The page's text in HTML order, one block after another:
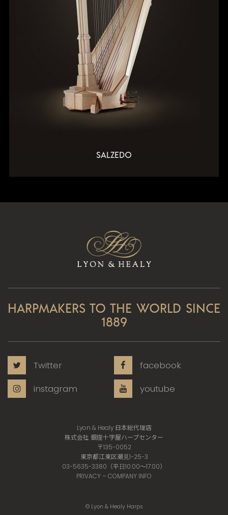
SALZEDO
HARPMAKERS TO THE WORLD SINCE
1889
Twitter
facebook
instagram
youtube
Lyon & Healy 日本総代理店
株式会社 銀座十字屋ハープセンター
〒135-0052
東京都江東区潮見1-25-3
03-5635-3380（平日10:00〜17:00）
PRIVACY – COMPANY INFO
© Lyon & Healy Harps